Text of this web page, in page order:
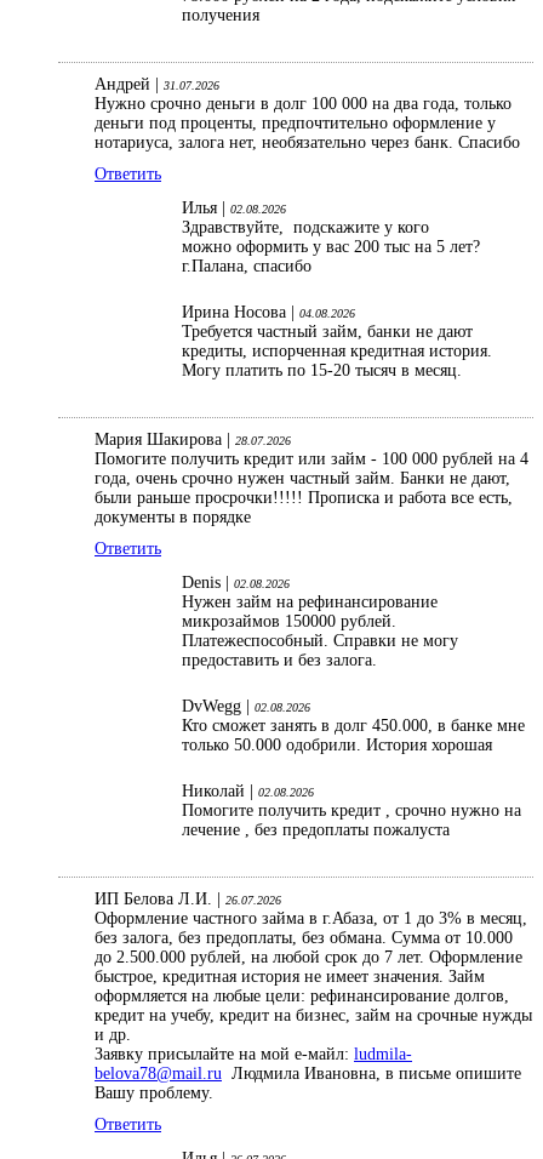
получения
Андрей | 31.07.2026
Нужно срочно деньги в долг 100 000 на два года, только
деньги под проценты, предпочтительно оформление у
нотариуса, залога нет, необязательно через банк. Спасибо
Ответить
Илья |
02.08.2026
Здравствуйте, подскажите у кого
можно оформить у вас 200 тыс на 5 лет?
г.Палана, спасибо
Ирина Носова | 04.08.2026
Требуется частный займ, банки не дают
кредиты, испорченная кредитная история.
Могу платить по 15-20 тысяч в месяц.
Мария Шакирова | 28.07.2026
Помогите получить кредит или займ - 100 000 рублей на 4
года, очень срочно нужен частный займ. Банки не дают,
были раньше просрочки!!!!! Прописка и работа все есть,
документы в порядке
Ответить
Denis |
02.08.2026
Нужен займ на рефинансирование
микрозаймов 150000 рублей.
Платежеспособный. Справки не могу
предоставить и без залога.
DvWegg | 02.08.2026
Кто сможет занять в долг 450.000, в банке мне
только 50.000 одобрили. История хорошая
Николай | 02.08.2026
Помогите получить кредит , срочно нужно на
лечение , без предоплаты пожалуста
ИП Белова Л.И. | 26.07.2026
Оформление частного займа в г.Абаза, от 1 до 3% в месяц,
без залога, без предоплаты, без обмана. Сумма от 10.000
до 2.500.000 рублей, на любой срок до 7 лет. Оформление
быстрое, кредитная история не имеет значения. Займ
оформляется на любые цели: рефинансирование долгов,
кредит на учебу, кредит на бизнес, займ на срочные нужды
и др.
Заявку присылайте на мой е-майл: ludmila-
belova78@mail.ru Людмила Ивановна, в письме опишите
Вашу проблему.
Ответить